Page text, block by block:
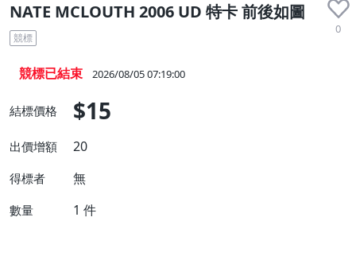
NATE MCLOUTH 2006 UD 特卡 前後如圖
0
競標
競標已結束 2026/08/05 07:19:00
結標價格 $15
出價增額 20
得標者 無
數量 1 件